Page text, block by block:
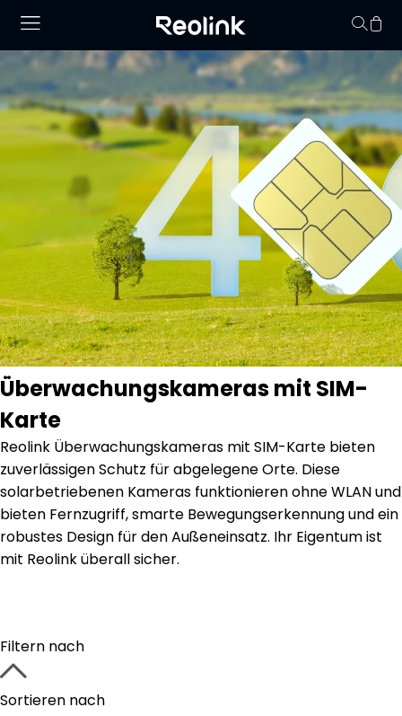
Keine Artikel im
Überwachungskameras mit SIM-
Karte
Reolink Überwachungskameras mit SIM-Karte bieten
zuverlässigen Schutz für abgelegene Orte. Diese
solarbetriebenen Kameras funktionieren ohne WLAN und
bieten Fernzugriff, smarte Bewegungserkennung und ein
robustes Design für den Außeneinsatz. Ihr Eigentum ist
mit Reolink überall sicher.
Filtern nach
Sortieren nach